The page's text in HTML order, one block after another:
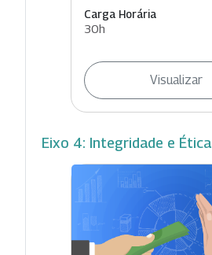
Carga Horária
30h
Visualizar
Eixo 4: Integridade e Ética